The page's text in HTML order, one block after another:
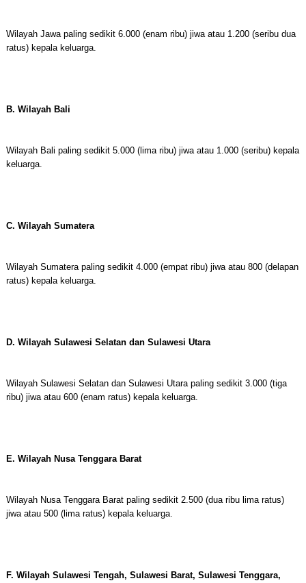
Wilayah Jawa paling sedikit 6.000 (enam ribu) jiwa atau 1.200 (seribu dua
ratus) kepala keluarga.
B. Wilayah Bali
Wilayah Bali paling sedikit 5.000 (lima ribu) jiwa atau 1.000 (seribu) kepala
keluarga.
C. Wilayah Sumatera
Wilayah Sumatera paling sedikit 4.000 (empat ribu) jiwa atau 800 (delapan
ratus) kepala keluarga.
D. Wilayah Sulawesi Selatan dan Sulawesi Utara
Wilayah Sulawesi Selatan dan Sulawesi Utara paling sedikit 3.000 (tiga
ribu) jiwa atau 600 (enam ratus) kepala keluarga.
E. Wilayah Nusa Tenggara Barat
Wilayah Nusa Tenggara Barat paling sedikit 2.500 (dua ribu lima ratus)
jiwa atau 500 (lima ratus) kepala keluarga.
F. Wilayah Sulawesi Tengah, Sulawesi Barat, Sulawesi Tenggara,